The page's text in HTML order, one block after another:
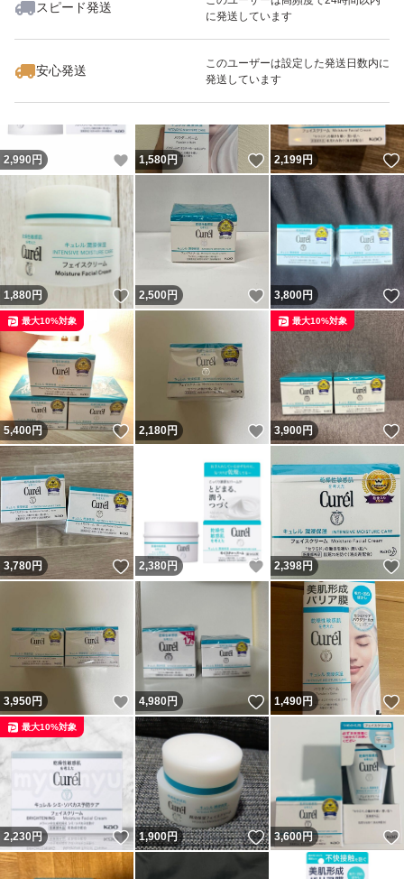
スピード発送
に発送しています
安心発送
このユーザーは設定した発送日数内に
発送しています
いいね！
3,248
2,990 円 いいね！
1,580円 いいね！
2,199円
1,880円 いいね！
2,500円 いいね！
3,800円
5,400円 いいね！
最大10%対象
2,180円 いいね！
3,900円
最大10%対象
3,780円 いいね！
2,380円 いいね！
2,398円
3,950円 いいね！
4,980円 いいね！
1,490円
2,230円 いいね！
最大10%対象
1,900円 いいね！
3,600円